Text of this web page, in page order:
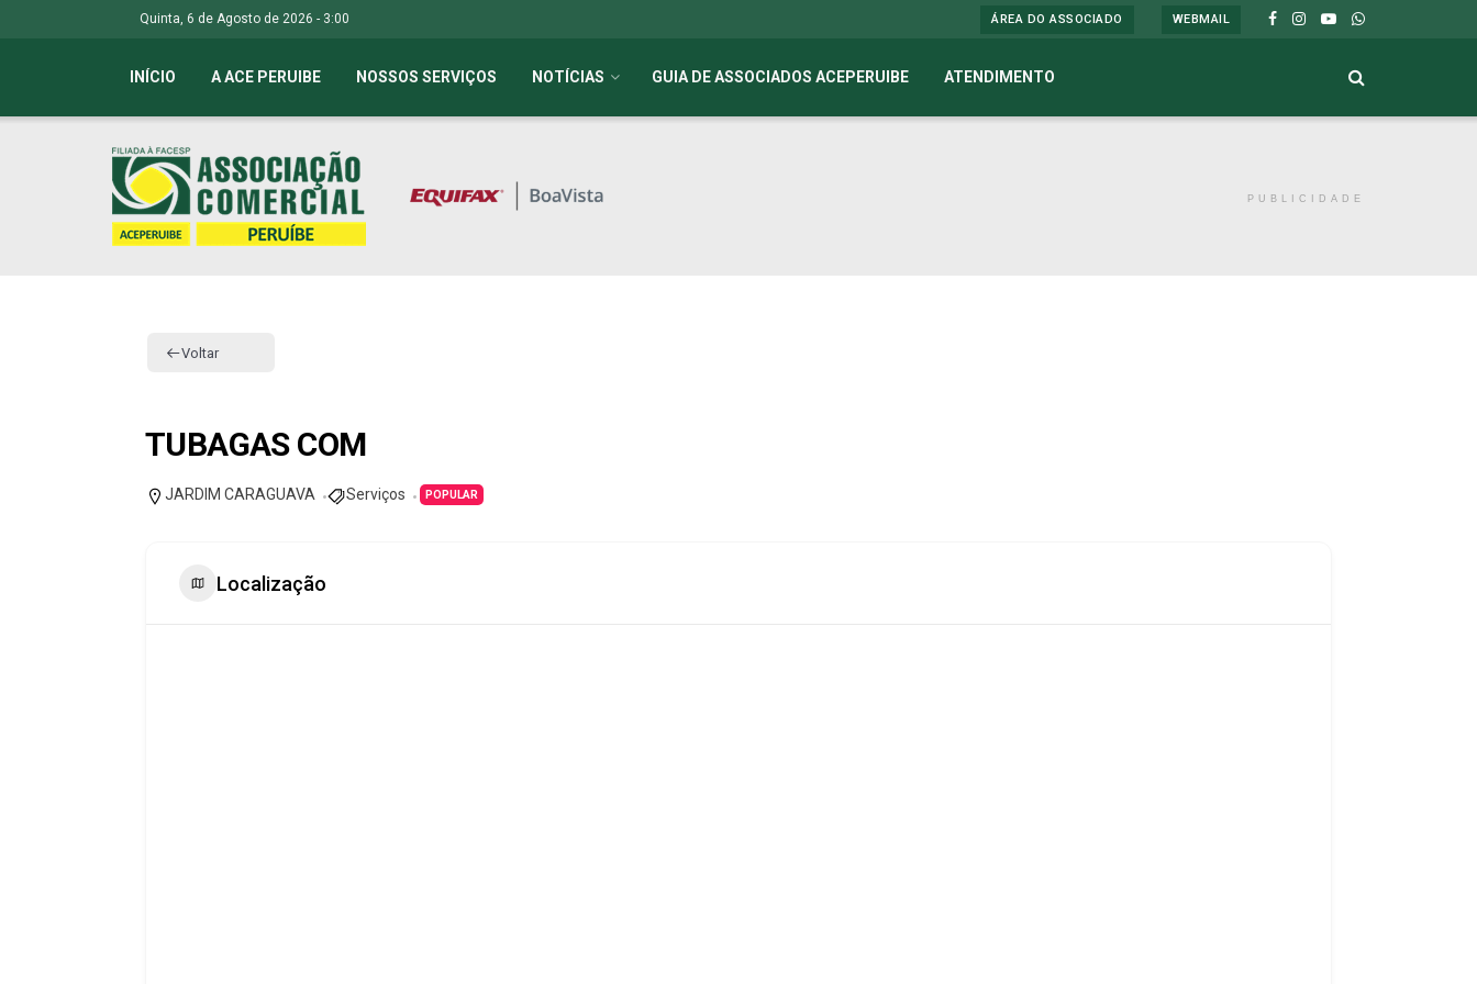
Quinta, 6 de Agosto de 2026 - 3:00 ÁREA DO ASSOCIADO WEBMAIL
INÍCIO A ACE PERUIBE NOSSOS SERVIÇOS NOTÍCIAS GUIA DE ASSOCIADOS ACEPERUIBE ATENDIMENTO
PUBLICIDADE
Voltar
TUBAGAS COM
JARDIM CARAGUAVA Serviços POPULAR
Localização